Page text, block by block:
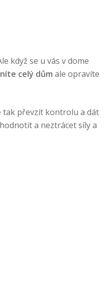
když se u vás v dome
celý dům ale opravíte
tak převzít kontrolu a dát
a neztrácet síly a